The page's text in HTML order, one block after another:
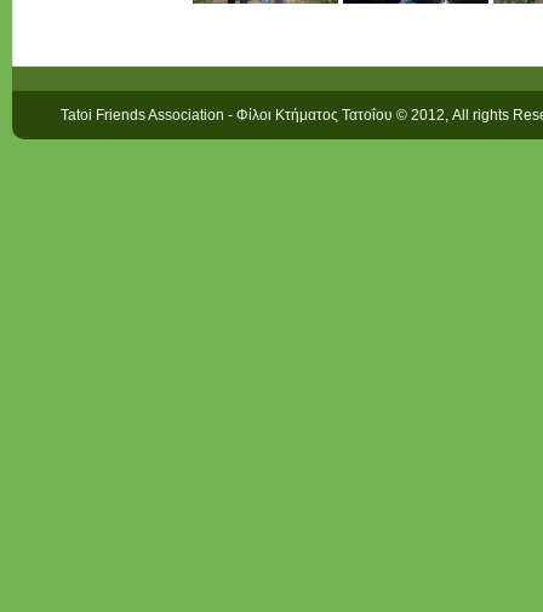
Tatoi Friends Association - Φίλοι Κτήματος Τατοΐου © 2012, All rights